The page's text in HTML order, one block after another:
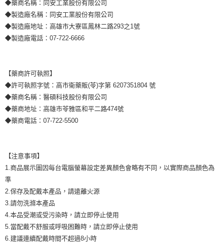
◆藥商名稱：同安工業股份有限公司
◆製造廠名稱：同安工業股份有限公司
◆製造廠地址：高雄市大寮區鳳林二路293之1號
◆製造廠電話：07-722-6666
【藥商許可執照】
◆許可執照字號：高市衛藥販(苓)字第 6207351804 號
◆藥商名稱：醫碩科技股份有限公司
◆藥商地址：高雄市苓雅區和平二路474號
◆藥商電話：07-722-5500
【注意事項】
1.商品展示圖因每台電腦螢幕設定差異顏色會略有不同，以實際商品顏色為
準
2.保存及配戴本產品，請遠離火源
3.請勿洗滌本產品
4.本品受潮或受污染時，請立即停止使用
5.當配戴不舒服或呼吸困難時，請立即停止使用
6.建議連續配戴時間不超過8小時